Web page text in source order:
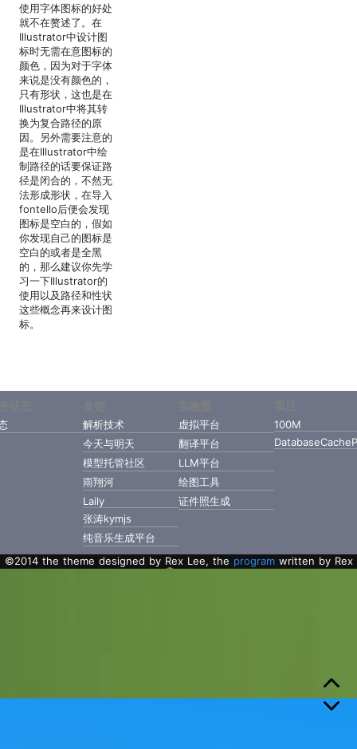
使用字体图标的好处
就不在赘述了。在
Illustrator中设计图
标时无需在意图标的
颜色，因为对于字体
来说是没有颜色的，
只有形状，这也是在
Illustrator中将其转
换为复合路径的原
因。另外需要注意的
是在Illustrator中绘
制路径的话要保证路
径是闭合的，不然无
法形成形状，在导入
fontello后便会发现
图标是空白的，假如
你发现自己的图标是
空白的或者是全黑
的，那么建议你先学
习一下Illustrator的
使用以及路径和性状
这些概念再来设计图
标。
解析技术
今天与明天
模型托管社区
雨翔河
Laily
张涛kymjs
纯音乐生成平台
虚拟平台
翻译平台
LLM平台
绘图工具
证件照生成
100M
©2014 the theme designed by Rex Lee, the programwritten by Rex
Lee with Golang.
粤ICP备2022112217号